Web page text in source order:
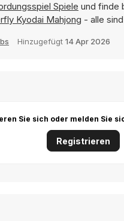
Spiele und finde
Kyodai Mahjong - alle
Hinzugefügt 14 Apr 2026
Sie sich oder melden Sie
Registrieren